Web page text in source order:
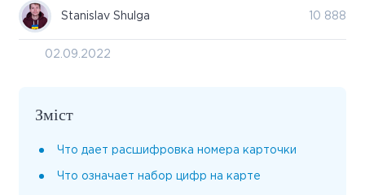
Stanislav Shulga 10 888
02.09.2022
Зміст
Что дает расшифровка номера карточки
Что означает набор цифр на карте